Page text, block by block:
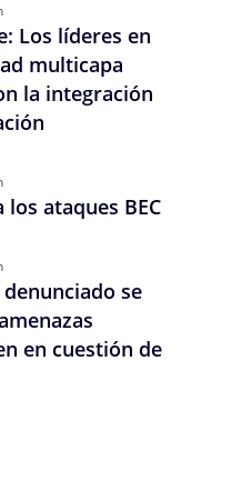
Los líderes en
multicapa
la integración
ataques BEC
se
en cuestión de